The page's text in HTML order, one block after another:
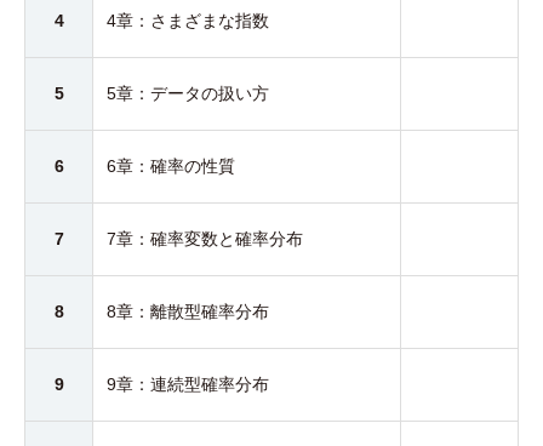
4 4章：さまざまな指数
5 5章：データの扱い方
6 6章：確率の性質
7 7章：確率変数と確率分布
8 8章：離散型確率分布
9 9章：連続型確率分布